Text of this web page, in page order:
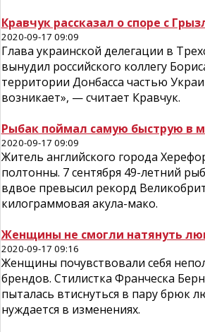
Кравчук рассказал о споре с
2020-09-17 09:09
Глава украинской делегации в
вынудил российского коллегу
территории Донбасса частью
возникает», — считает Кравчук.
Рыбак поймал самую быструю в
2020-09-17 09:09
Житель английского города
полтонны. 7 сентября 49-летний
вдвое превысил рекорд
килограммовая акула-мако.
Женщины не смогли натянуть
2020-09-17 09:16
Женщины почувствовали себя
брендов. Стилистка Франческа
пыталась втиснуться в пару брюк
нуждается в изменениях.